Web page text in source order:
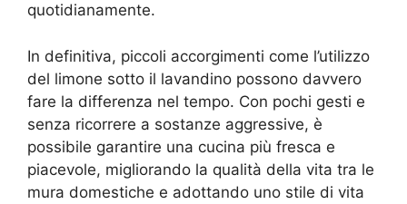
quotidianamente.
In definitiva, piccoli accorgimenti come l’utilizzo
del limone sotto il lavandino possono davvero
fare la differenza nel tempo. Con pochi gesti e
senza ricorrere a sostanze aggressive, è
possibile garantire una cucina più fresca e
piacevole, migliorando la qualità della vita tra le
mura domestiche e adottando uno stile di vita